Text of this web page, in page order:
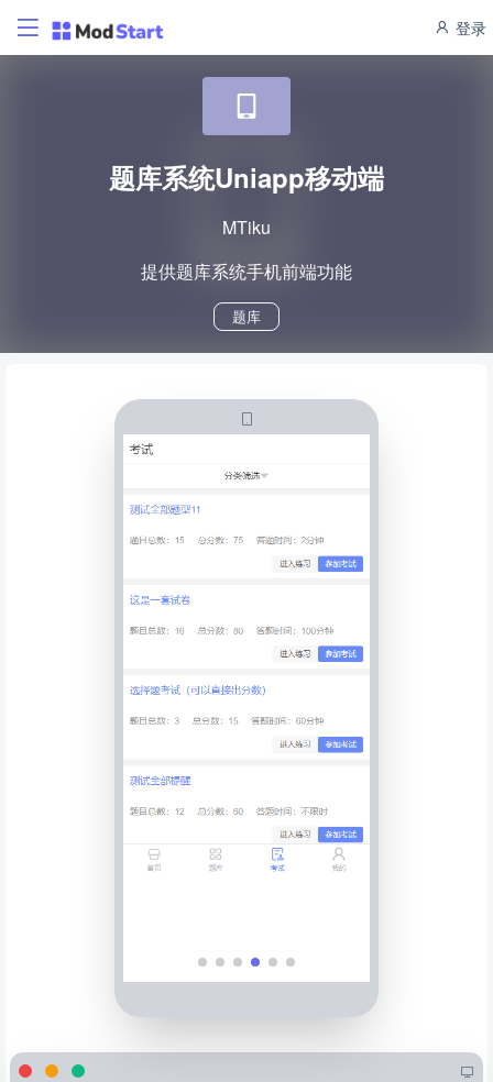
登录
题库系统Uniapp移动端
MTiku
提供题库系统手机前端功能
题库